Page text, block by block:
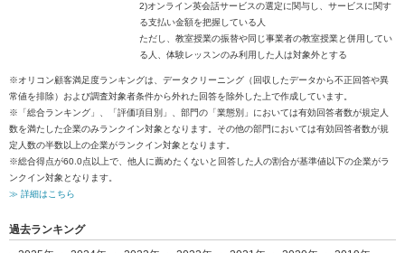
2)オンライン英会話サービスの選定に関与し、サービスに関す
る支払い金額を把握している人
ただし、教室授業の振替や同じ事業者の教室授業と併用してい
る人、体験レッスンのみ利用した人は対象外とする
※オリコン顧客満足度ランキングは、データクリーニング（回収したデータから不正回答や異
常値を排除）および調査対象者条件から外れた回答を除外した上で作成しています。
※「総合ランキング」、「評価項目別」、部門の「業態別」においては有効回答者数が規定人
数を満たした企業のみランクイン対象となります。その他の部門においては有効回答者数が規
定人数の半数以上の企業がランクイン対象となります。
※総合得点が60.0点以上で、他人に薦めたくないと回答した人の割合が基準値以下の企業がラ
ンクイン対象となります。
≫ 詳細はこちら
過去ランキング